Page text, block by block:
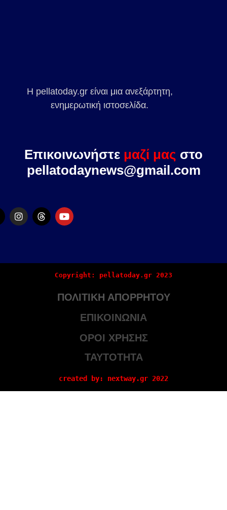
Η pellatoday.gr είναι μια ανεξάρτητη,
ενημερωτική ιστοσελίδα.
Επικοινωνήστε μαζί μας στο
pellatodaynews@gmail.com
Copyright: pellatoday.gr 2023
ΠΟΛΙΤΙΚΗ ΑΠΟΡΡΗΤΟΥ
ΕΠΙΚΟΙΝΩΝΙΑ
ΟΡΟΙ ΧΡΗΣΗΣ
ΤΑΥΤΟΤΗΤΑ
created by: nextway.gr 2022